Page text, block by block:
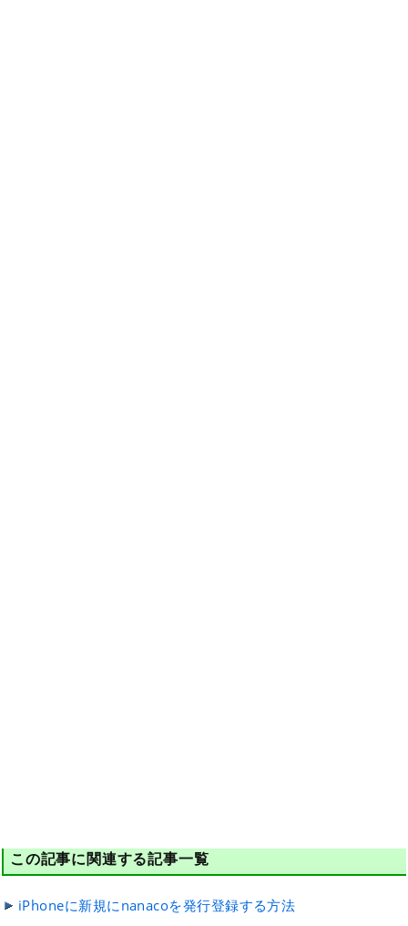
この記事に関連する記事一覧
iPhoneに新規にnanacoを発行登録する方法